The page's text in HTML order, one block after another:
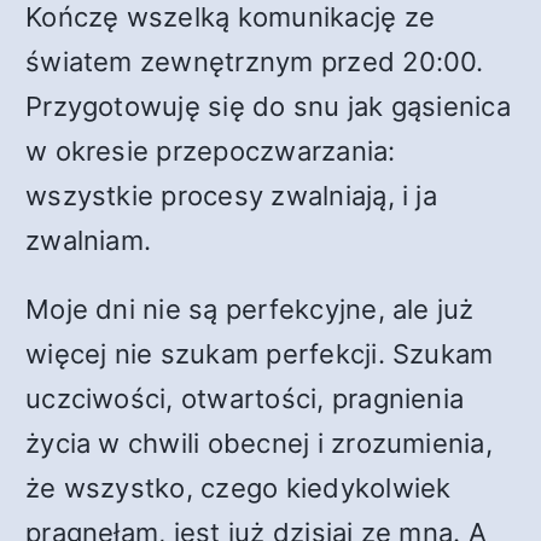
Kończę wszelką komunikację ze
światem zewnętrznym przed 20:00.
Przygotowuję się do snu jak gąsienica
w okresie przepoczwarzania:
wszystkie procesy zwalniają, i ja
zwalniam.
Moje dni nie są perfekcyjne, ale już
więcej nie szukam perfekcji. Szukam
uczciwości, otwartości, pragnienia
życia w chwili obecnej i zrozumienia,
że wszystko, czego kiedykolwiek
pragnęłam, jest już dzisiaj ze mną. A